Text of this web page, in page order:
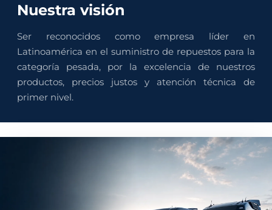
Nuestra visión
Ser reconocidos como empresa líder en
Latinoamérica en el suministro de repuestos para la
categoría pesada, por la excelencia de nuestros
productos, precios justos y atención técnica de
primer nivel.